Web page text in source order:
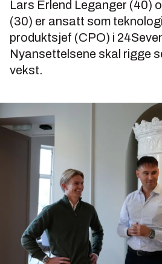
Lars Erlend Leganger (40)
(30) er ansatt som
produktsjef (CPO) i
Nyansettelsene skal rigge
vekst.